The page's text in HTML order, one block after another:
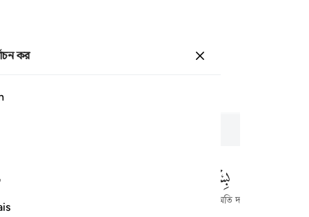
কর
আল্লাহর নামে শুরু করছি, যিনি পরম করুণাময়, অতি দয়ালু।